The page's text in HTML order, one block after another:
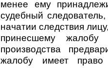
менее ему
судебный
начатии следствия
принесшему
производства
жалобу имеет право